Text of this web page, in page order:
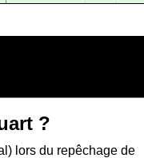
?
lors du repêchage de